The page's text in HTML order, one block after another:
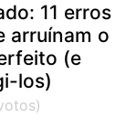
11 erros
arruínam o
(e
los)